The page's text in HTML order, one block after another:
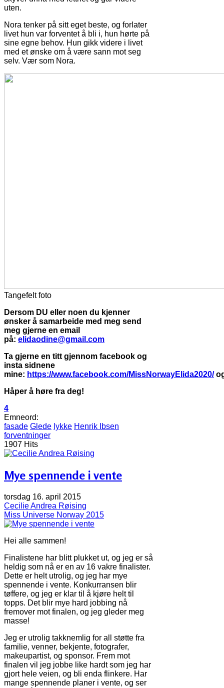
uten.
Nora tenker på sitt eget beste, og forlater
livet hun var forventet å bli i, hun hørte på
sine egne behov. Hun gikk videre i livet
med et ønske om å være sann mot seg
selv. Vær som Nora.
Tangefelt foto
Dersom DU eller noen du kjenner
ønsker å samarbeide med meg send
meg gjerne en email
på: elidaodine@gmail.com
Ta gjerne en titt gjennom facebook og
insta sidnene
mine: https://www.facebook.com/MissNorwayElida2020/
Håper å høre fra deg!
4
Emneord:
fasade Glede lykke Henrik Ibsen
forventninger
1907 Hits
Mye spennende i vente
torsdag 16. april 2015
Cecilie Andrea Røising
Miss Universe Norway 2015
Hei alle sammen!
Finalistene har blitt plukket ut, og jeg er så
heldig som nå er en av 16 vakre finalister.
Dette er helt utrolig, og jeg har mye
spennende i vente. Konkurransen blir
tøffere, og jeg er klar til å kjøre helt til
topps. Det blir mye hard jobbing nå
fremover mot finalen, og jeg gleder meg
masse!
Jeg er utrolig takknemlig for all støtte fra
familie, venner, bekjente, fotografer,
makeupartist, og sponsor. Frem mot
finalen vil jeg jobbe like hardt som jeg har
gjort hele veien, og bli enda flinkere. Har
mange spennende planer i vente, og ser